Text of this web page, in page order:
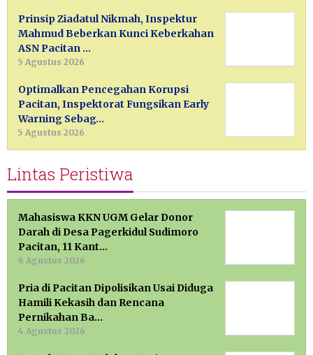
Prinsip Ziadatul Nikmah, Inspektur
Mahmud Beberkan Kunci Keberkahan
ASN Pacitan …
5 Agustus 2026
Optimalkan Pencegahan Korupsi
Pacitan, Inspektorat Fungsikan Early
Warning Sebag…
5 Agustus 2026
Lintas Peristiwa
Mahasiswa KKN UGM Gelar Donor
Darah di Desa Pagerkidul Sudimoro
Pacitan, 11 Kant…
6 Agustus 2026
Pria di Pacitan Dipolisikan Usai Diduga
Hamili Kekasih dan Rencana
Pernikahan Ba…
4 Agustus 2026